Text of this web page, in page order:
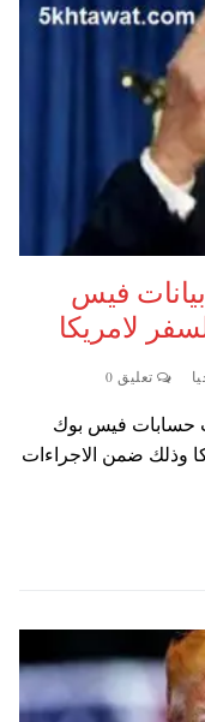
فيس
لامريكا
تعليق 0
حسابات فيس بوك
وذلك ضمن الاجراءات